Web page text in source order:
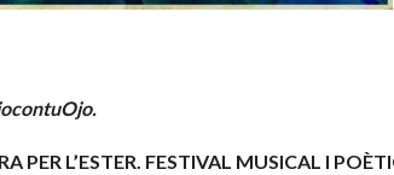
PER L’ESTER. FESTIVAL MUSICAL I